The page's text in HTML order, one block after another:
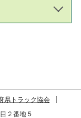
県トラック協会
２番地５